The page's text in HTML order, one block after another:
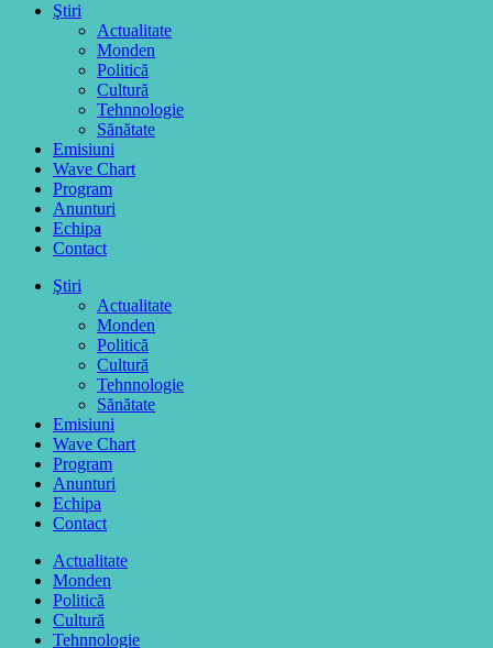
Ştiri
Actualitate
Monden
Politică
Cultură
Tehnnologie
Sănătate
Emisiuni
Wave Chart
Program
Anunturi
Echipa
Contact
Ştiri
Actualitate
Monden
Politică
Cultură
Tehnnologie
Sănătate
Emisiuni
Wave Chart
Program
Anunturi
Echipa
Contact
Actualitate
Monden
Politică
Cultură
Tehnnologie